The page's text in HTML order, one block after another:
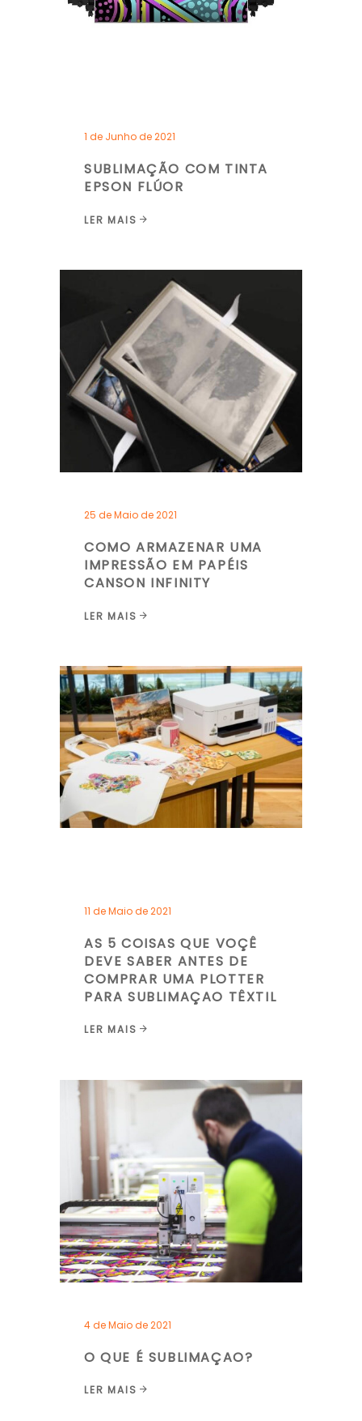
1 de Junho de 2021
SUBLIMAÇÃO COM TINTA
EPSON FLÚOR
LER MAIS
25 de Maio de 2021
COMO ARMAZENAR UMA
IMPRESSÃO EM PAPÉIS
CANSON INFINITY
LER MAIS
11 de Maio de 2021
AS 5 COISAS QUE VOÇÊ
DEVE SABER ANTES DE
COMPRAR UMA PLOTTER
PARA SUBLIMAÇAO TÊXTIL
LER MAIS
4 de Maio de 2021
O QUE É SUBLIMAÇAO?
LER MAIS